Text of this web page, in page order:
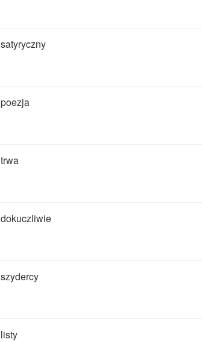
satyryczny
poezja
trwa
dokuczliwie
szydercy
listy